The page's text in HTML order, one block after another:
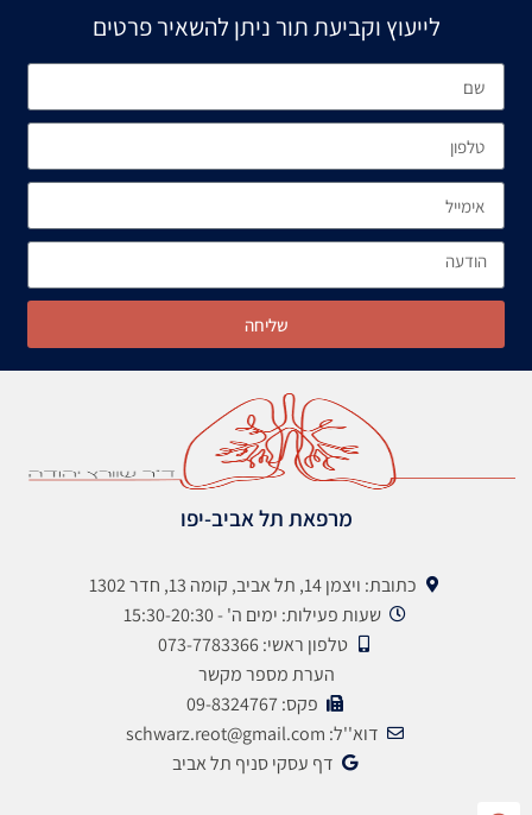
לייעוץ וקביעת תור ניתן להשאיר פרטים
שליחה
מרפאת תל אביב-יפו
כתובת: ויצמן 14, תל אביב, קומה 13, חדר 1302
שעות פעילות: ימים ה' - 15:30-20:30
טלפון ראשי: 073-7783366
הערת מספר מקשר
פקס: 09-8324767
דוא''ל: schwarz.reot@gmail.com
דף עסקי סניף תל אביב